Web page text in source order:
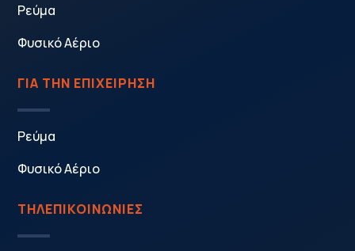
Ρεύμα
Φυσικό Αέριο
ΓΙΑ ΤΗΝ ΕΠΙΧΕΙΡΗΣΗ
Ρεύμα
Φυσικό Αέριο
ΤΗΛΕΠΙΚΟΙΝΩΝΙΕΣ